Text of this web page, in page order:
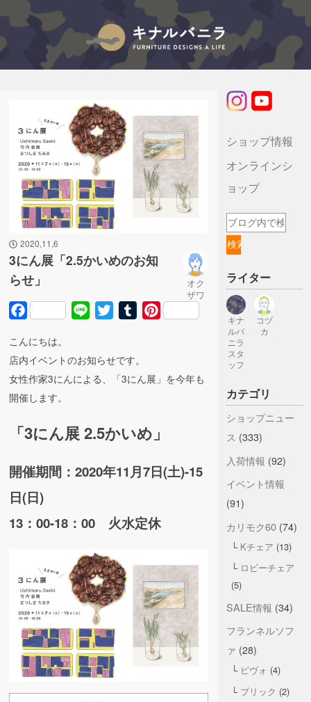
2020,11,6
3にん展「2.5かいめのお知
らせ」
オク
ザワ
Facebook Line TwitterTumblrPinterest
こんにちは。
店内イベントのお知らせです。
女性作家3にんによる、「3にん展」を今年も
開催します。
「3にん展 2.5かいめ」
開催期間：2020年11月7日(土)-15
日(日)
13：00-18：00 火水定休
ショップ情報
オンラインシ
ョップ
ライター
キナ
ルバ
ニラ
スタ
ッフ
コヅ
カ
カテゴリ
ショップニュー
ス (333)
入荷情報 (92)
イベント情報
(91)
カリモク60(74)
Kチェア (13)
ロビーチェア
(5)
SALE情報 (34)
フランネルソフ
ァ (28)
ピヴォ (4)
ブリック (2)